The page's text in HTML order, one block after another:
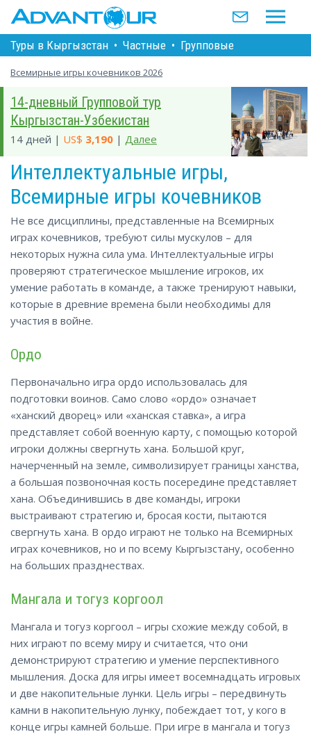
Туры в Кыргызстан • Частные • Групповые
Всемирные игры кочевников 2026
14-дневный Групповой тур
Кыргызстан-Узбекистан
14 дней | US$ 3,190 | Далее
Интеллектуальные игры,
Всемирные игры кочевников
Не все дисциплины, представленные на Всемирных
играх кочевников, требуют силы мускулов – для
некоторых нужна сила ума. Интеллектуальные игры
проверяют стратегическое мышление игроков, их
умение работать в команде, а также тренируют навыки,
которые в древние времена были необходимы для
участия в войне.
Ордо
Первоначально игра ордо использовалась для
подготовки воинов. Само слово «ордо» означает
«ханский дворец» или «ханская ставка», а игра
представляет собой военную карту, с помощью которой
игроки должны свергнуть хана. Большой круг,
начерченный на земле, символизирует границы ханства,
а большая позвоночная кость посередине представляет
хана. Объединившись в две команды, игроки
выстраивают стратегию и, бросая кости, пытаются
свергнуть хана. В ордо играют не только на Всемирных
играх кочевников, но и по всему Кыргызстану, особенно
на больших празднествах.
Мангала и тогуз коргоол
Мангала и тогуз коргоол – игры схожие между собой, в
них играют по всему миру и считается, что они
демонстрируют стратегию и умение перспективного
мышления. Доска для игры имеет восемнадцать игровых
и две накопительные лунки. Цель игры – передвинуть
камни в накопительную лунку, побеждает тот, у кого в
конце игры камней больше. При игре в мангала и тогуз